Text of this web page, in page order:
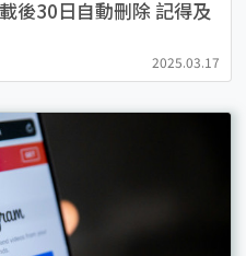
後30日自動刪除 記得及
2025.03.17